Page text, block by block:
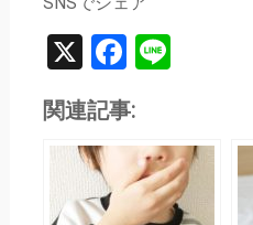
X Facebook
Line
関連記事: